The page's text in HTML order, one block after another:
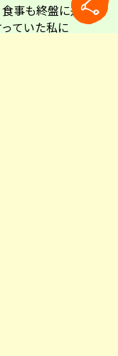
事も終盤に差
ていた私に